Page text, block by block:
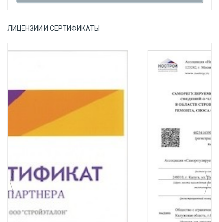
ЛИЦЕНЗИИ И СЕРТИФИКАТЫ